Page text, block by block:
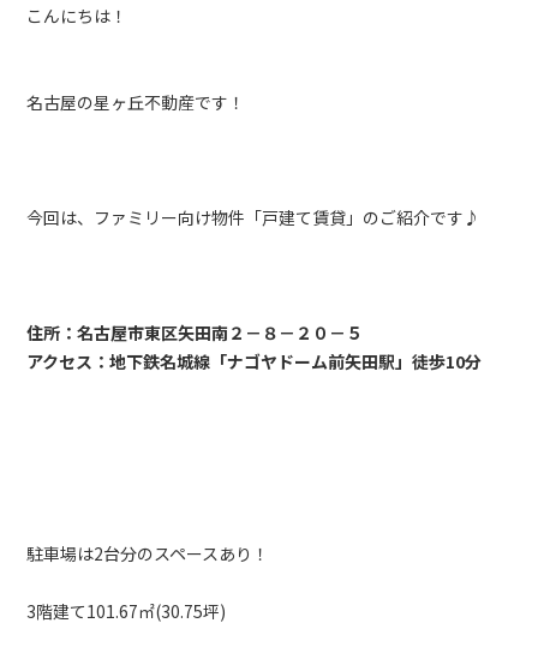
こんにちは！
名古屋の星ヶ丘不動産です！
今回は、ファミリー向け物件「戸建て賃貸」のご紹介です♪
住所：名古屋市東区矢田南２－８－２０－５
アクセス：地下鉄名城線「ナゴヤドーム前矢田駅」徒歩10分
駐車場は2台分のスペースあり！
3階建て101.67㎡(30.75坪)